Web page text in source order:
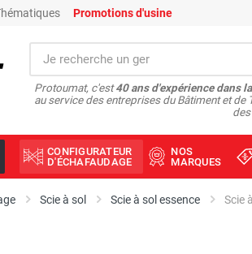
Promotions d'usine
Protoumat, c'est40 ans d'expérience dans
au service des entreprises du Bâtiment et
CONFIGURATEUR
D'ÉCHAFAUDAGE
NOS
MARQUES
Scie à sol Scie à sol essence Scie